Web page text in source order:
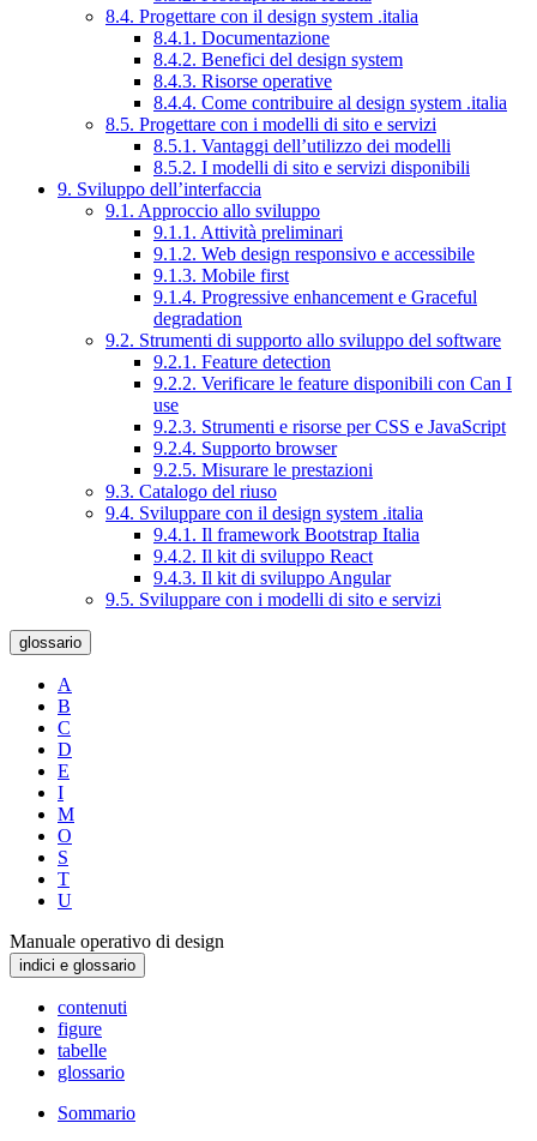
8.4. Progettare con il design system .italia
8.4.1. Documentazione
8.4.2. Benefici del design system
8.4.3. Risorse operative
8.4.4. Come contribuire al design system .italia
8.5. Progettare con i modelli di sito e servizi
8.5.1. Vantaggi dell’utilizzo dei modelli
8.5.2. I modelli di sito e servizi disponibili
9. Sviluppo dell’interfaccia
9.1. Approccio allo sviluppo
9.1.1. Attività preliminari
9.1.2. Web design responsivo e accessibile
9.1.3. Mobile first
9.1.4. Progressive enhancement e Graceful
degradation
9.2. Strumenti di supporto allo sviluppo del software
9.2.1. Feature detection
9.2.2. Verificare le feature disponibili con Can I
use
9.2.3. Strumenti e risorse per CSS e JavaScript
9.2.4. Supporto browser
9.2.5. Misurare le prestazioni
9.3. Catalogo del riuso
9.4. Sviluppare con il design system .italia
9.4.1. Il framework Bootstrap Italia
9.4.2. Il kit di sviluppo React
9.4.3. Il kit di sviluppo Angular
9.5. Sviluppare con i modelli di sito e servizi
glossario
A
B
C
D
E
I
M
O
S
T
U
Manuale operativo di design
indici e glossario
contenuti
figure
tabelle
glossario
Sommario